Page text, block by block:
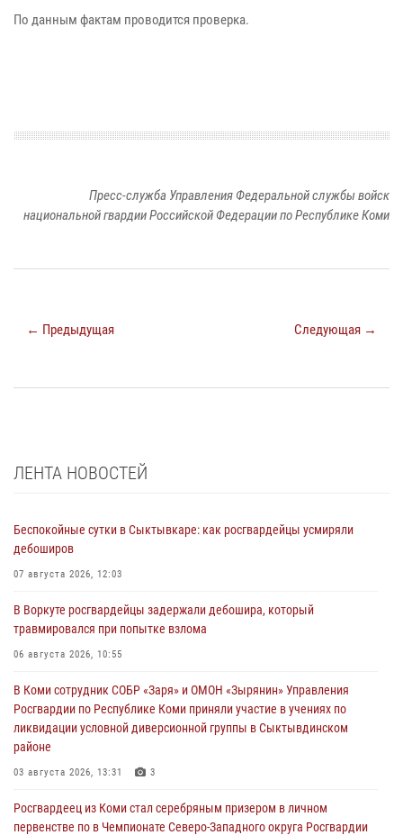
По данным фактам проводится проверка.
Пресс-служба Управления Федеральной службы войск
национальной гвардии Российской Федерации по Республике Коми
← Предыдущая Следующая →
ЛЕНТА НОВОСТЕЙ
Беспокойные сутки в Сыктывкаре: как росгвардейцы усмиряли
дебоширов
07 августа 2026, 12:03
В Воркуте росгвардейцы задержали дебошира, который
травмировался при попытке взлома
06 августа 2026, 10:55
В Коми сотрудник СОБР «Заря» и ОМОН «Зырянин» Управления
Росгвардии по Республике Коми приняли участие в учениях по
ликвидации условной диверсионной группы в Сыктывдинском
районе
03 августа 2026, 13:31 3
Росгвардеец из Коми стал серебряным призером в личном
первенстве по в Чемпионате Северо-Западного округа Росгвардии